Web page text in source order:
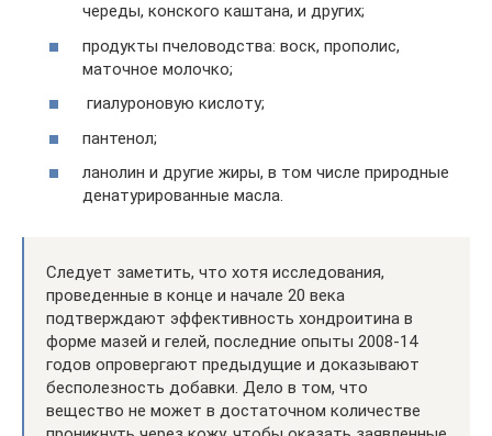
череды, конского каштана, и других;
продукты пчеловодства: воск, прополис,
маточное молочко;
гиалуроновую кислоту;
пантенол;
ланолин и другие жиры, в том числе природные
денатурированные масла.
Следует заметить, что хотя исследования,
проведенные в конце и начале 20 века
подтверждают эффективность хондроитина в
форме мазей и гелей, последние опыты 2008-14
годов опровергают предыдущие и доказывают
бесполезность добавки. Дело в том, что
вещество не может в достаточном количестве